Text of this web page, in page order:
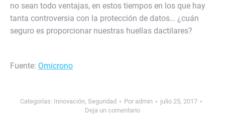
no sean todo ventajas, en estos tiempos en los que hay
tanta controversia con la protección de datos… ¿cuán
seguro es proporcionar nuestras huellas dactilares?
Fuente: Omicrono
Categorías: Innovación, Seguridad Por admin
julio 25, 2017
Deja un comentario